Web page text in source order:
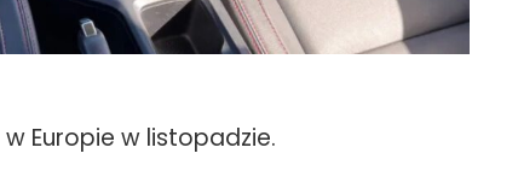
Europie w listopadzie.